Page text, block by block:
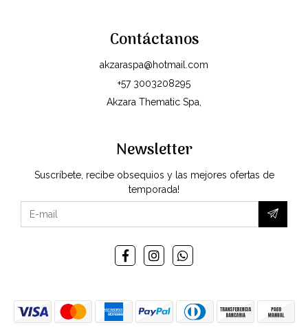
Contáctanos
akzaraspa@hotmail.com
+57 3003208295
Akzara Thematic Spa,
Newsletter
Suscríbete, recibe obsequios y las mejores ofertas de
temporada!